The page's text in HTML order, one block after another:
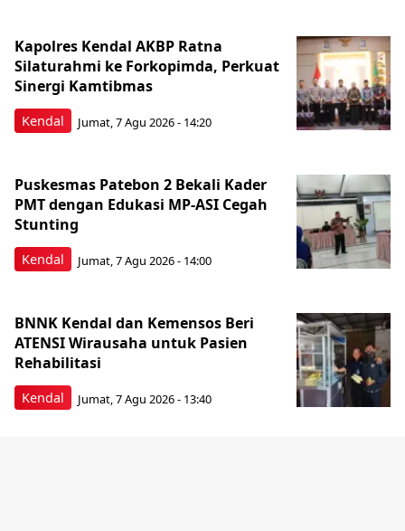
Kendal
Kapolres Kendal AKBP Ratna
Silaturahmi ke Forkopimda, Perkuat
Sinergi Kamtibmas
Jumat, 7 Agu 2026 - 14:20
Kendal
Puskesmas Patebon 2 Bekali Kader
PMT dengan Edukasi MP-ASI Cegah
Stunting
Jumat, 7 Agu 2026 - 14:00
Kendal
BNNK Kendal dan Kemensos Beri
ATENSI Wirausaha untuk Pasien
Rehabilitasi
Jumat, 7 Agu 2026 - 13:40